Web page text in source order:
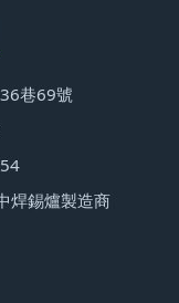
巷69號
焊錫爐製造商